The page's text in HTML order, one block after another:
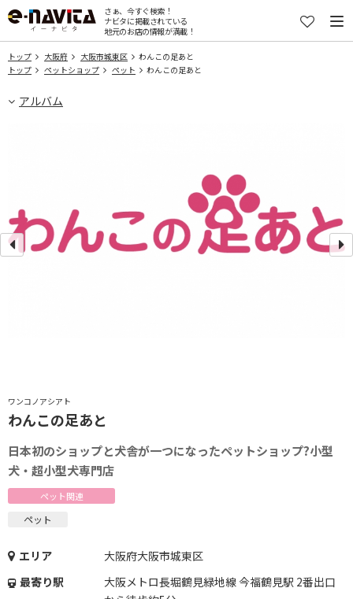
さぁ、今すぐ検索！
ナビタに掲載されている
地元のお店の情報が満載！
トップ 大阪府 大阪市城東区
わんこの足あと
トップ
ペットショップ ペット わんこの足あと
アルバム
ワンコノアシアト
わんこの足あと
日本初のショップと犬舎が一つになったペットショップ?小型
犬・超小型犬専門店
ペット関連
ペット
エリア
大阪府大阪市城東区
最寄り駅
大阪メトロ長堀鶴見緑地線 今福鶴見駅 2番出口